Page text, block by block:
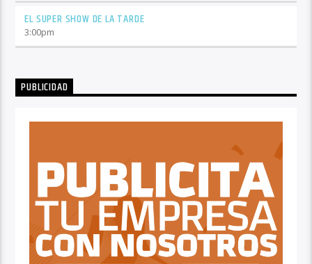
EL SUPER SHOW DE LA TARDE
3:00pm
PUBLICIDAD